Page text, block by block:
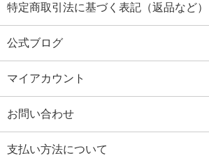
特定商取引法に基づく表記（返品など）
公式ブログ
マイアカウント
お問い合わせ
支払い方法について